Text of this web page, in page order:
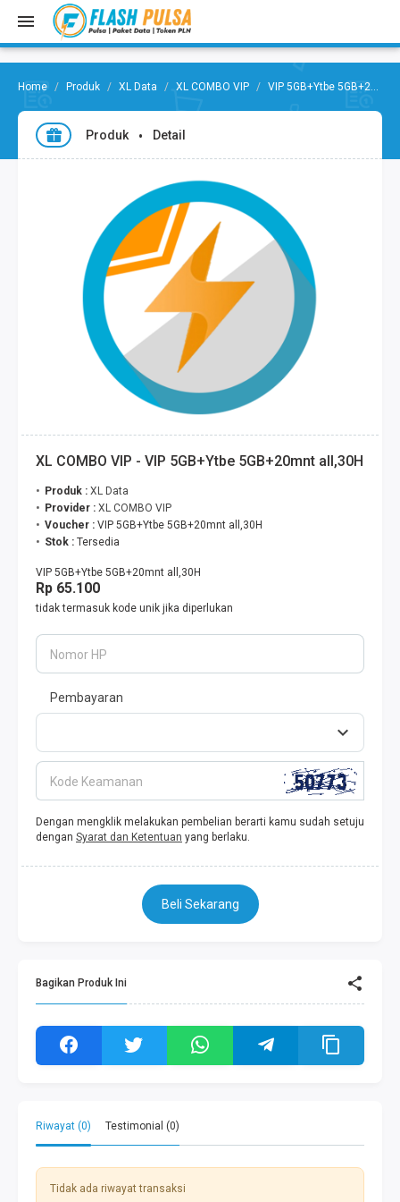
Produk XL Data XL COMBO VIP VIP 5GB+Ytbe 5GB+20mnt all,30H
Produk Detail
XL COMBO VIP - VIP 5GB+Ytbe 5GB+20mnt all,30H
Produk : XL Data
Provider : XL COMBO VIP
Voucher : VIP 5GB+Ytbe 5GB+20mnt all,30H
Stok : Tersedia
VIP 5GB+Ytbe 5GB+20mnt all,30H
Rp 65.100
tidak termasuk kode unik jika diperlukan
Nomor HP
Pembayaran
Kode Keamanan
Dengan mengklik melakukan pembelian berarti kamu sudah setuju
dengan Syarat dan Ketentuan yang berlaku.
Beli Sekarang
Bagikan Produk Ini
Riwayat (0) Testimonial (0)
Tidak ada riwayat transaksi